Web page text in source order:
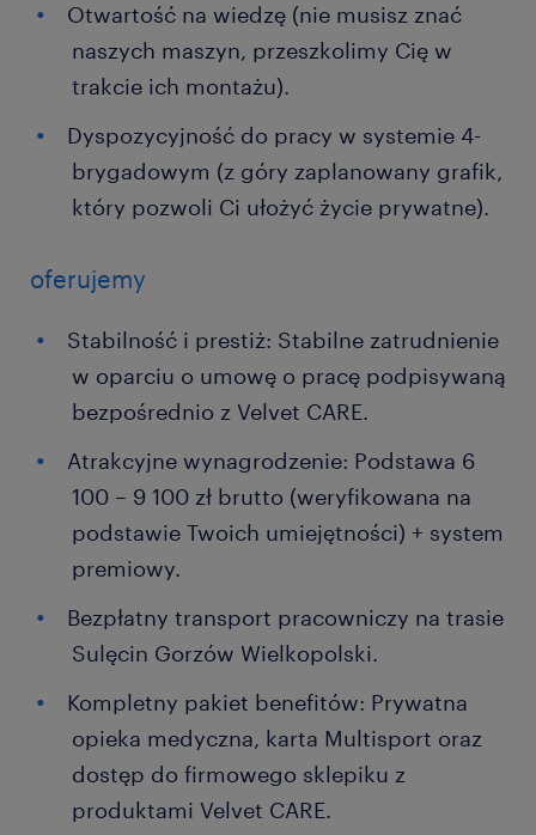
Otwartość na wiedzę (nie musisz znać
naszych maszyn, przeszkolimy Cię w
trakcie ich montażu).
Dyspozycyjność do pracy w systemie 4-
brygadowym (z góry zaplanowany grafik,
który pozwoli Ci ułożyć życie prywatne).
oferujemy
Stabilność i prestiż: Stabilne zatrudnienie
w oparciu o umowę o pracę podpisywaną
bezpośrednio z Velvet CARE.
Atrakcyjne wynagrodzenie: Podstawa 6
100 – 9 100 zł brutto (weryfikowana na
podstawie Twoich umiejętności) + system
premiowy.
Bezpłatny transport pracowniczy na trasie
Sulęcin Gorzów Wielkopolski.
Kompletny pakiet benefitów: Prywatna
opieka medyczna, karta Multisport oraz
dostęp do firmowego sklepiku z
produktami Velvet CARE.